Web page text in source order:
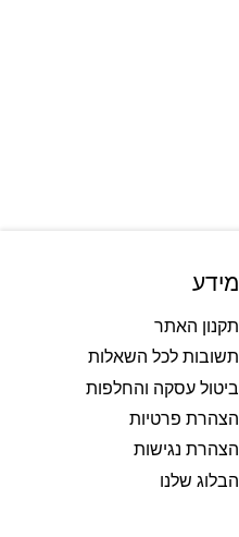
מידע
תקנון האתר
תשובות לכל השאלות
ביטול עסקה והחלפות
הצהרת פרטיות
הצהרת נגישות
הבלוג שלנו